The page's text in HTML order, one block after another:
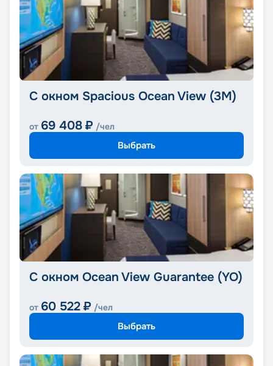
С окном Spacious Ocean View (3M)
от 69 408 ₽ /чел
Выбрать
С окном Ocean View Guarantee (YO)
от 60 522 ₽ /чел
Выбрать